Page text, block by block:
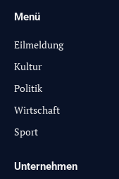
Menü
Eilmeldung
Kultur
Politik
Wirtschaft
Sport
Unternehmen